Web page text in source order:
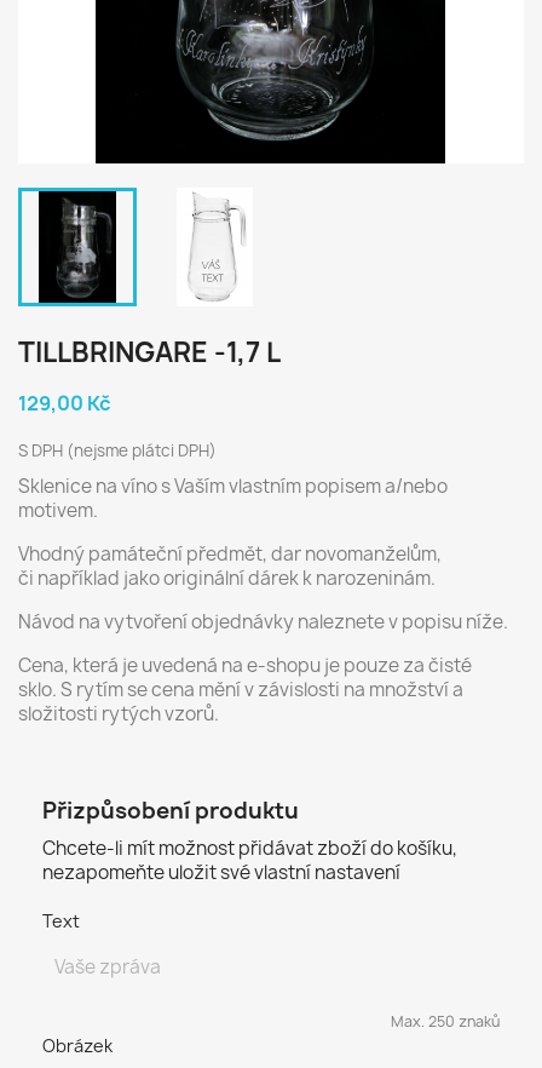
TILLBRINGARE -1,7 L
129,00 Kč
S DPH (nejsme plátci DPH)
Sklenice na víno s Vaším vlastním popisem a/nebo
motivem.
Vhodný památeční předmět, dar novomanželům,
či například jako originální dárek k narozeninám.
Návod na vytvoření objednávky naleznete v popisu níže.
Cena, která je uvedená na e-shopu je pouze za čisté
sklo. S rytím se cena mění v závislosti na množství a
složitosti rytých vzorů.
Přizpůsobení produktu
Chcete-li mít možnost přidávat zboží do košíku,
nezapomeňte uložit své vlastní nastavení
Text
Max. 250 znaků
Obrázek